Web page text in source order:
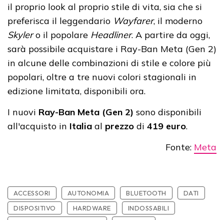
il proprio look al proprio stile di vita, sia che si
preferisca il leggendario Wayfarer, il moderno
Skylero il popolare Headliner. A partire da oggi,
sarà possibile acquistare i Ray-Ban Meta (Gen 2)
in alcune delle combinazioni di stile e colore più
popolari, oltre a tre nuovi colori stagionali in
edizione limitata, disponibili ora.
I nuovi Ray-Ban Meta (Gen 2) sono disponibili
all'acquisto in Italia al prezzo di 419 euro.
Fonte: Meta
ACCESSORI AUTONOMIA BLUETOOTH
DATI
DISPOSITIVO
HARDWARE
INDOSSABILI